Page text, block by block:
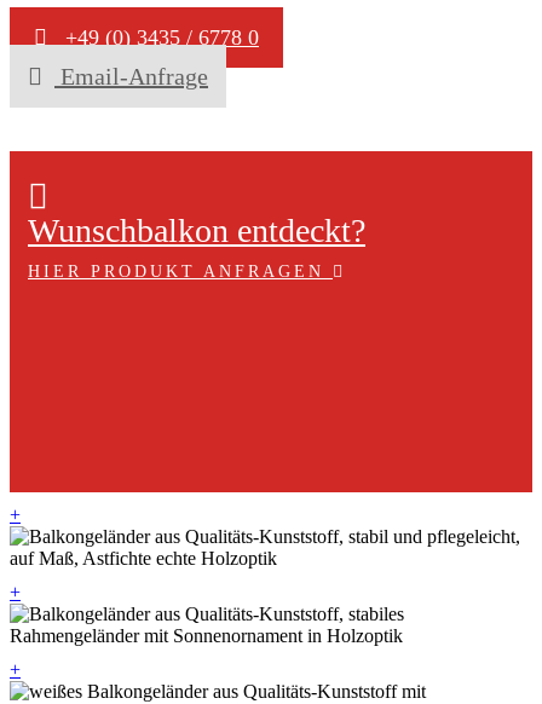
+49 (0) 3435 / 6778 0
Email-Anfrage
Wunschbalkon entdeckt?
HIER PRODUKT ANFRAGEN
+
+
+